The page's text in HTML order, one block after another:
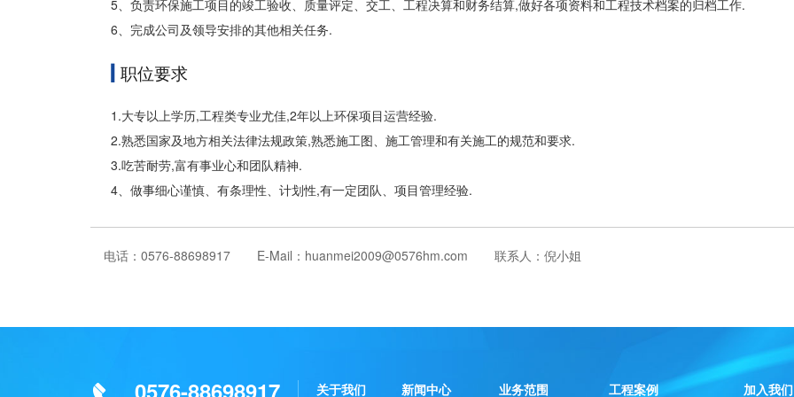
5、负责环保施工项目的竣工验收、质量评定、交工、工程决算和财务结算,做好各项资料和工程技术档案的归档工作.
6、完成公司及领导安排的其他相关任务.
职位要求
1.大专以上学历,工程类专业尤佳,2年以上环保项目运营经验.
2.熟悉国家及地方相关法律法规政策,熟悉施工图、施工管理和有关施工的规范和要求.
3.吃苦耐劳,富有事业心和团队精神.
4、做事细心谨慎、有条理性、计划性,有一定团队、项目管理经验.
电话：0576-88698917 E-Mail：huanmei2009@0576hm.com 联系人：倪小姐
0576-88698917 关于我们 新闻中心 业务范围 工程案例 加入我们